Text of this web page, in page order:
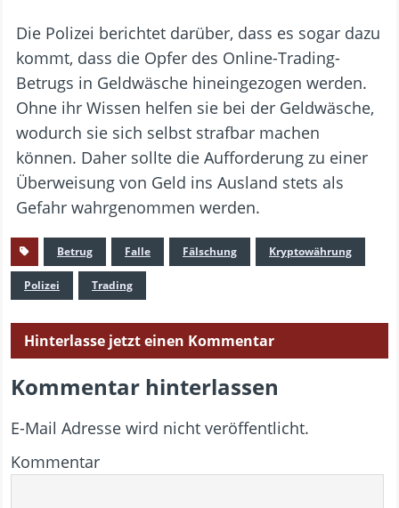
Die Polizei berichtet darüber, dass es sogar dazu
kommt, dass die Opfer des Online-Trading-
Betrugs in Geldwäsche hineingezogen werden.
Ohne ihr Wissen helfen sie bei der Geldwäsche,
wodurch sie sich selbst strafbar machen
können. Daher sollte die Aufforderung zu einer
Überweisung von Geld ins Ausland stets als
Gefahr wahrgenommen werden.
Betrug Falle Fälschung Kryptowährung
Polizei Trading
Hinterlasse jetzt einen Kommentar
Kommentar hinterlassen
E-Mail Adresse wird nicht veröffentlicht.
Kommentar